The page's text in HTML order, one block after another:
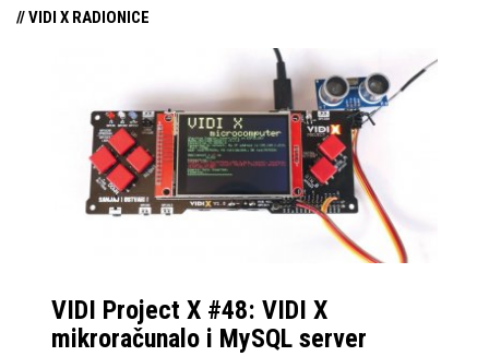
// VIDI X RADIONICE
VIDI Project X #48: VIDI X
mikroračunalo i MySQL server